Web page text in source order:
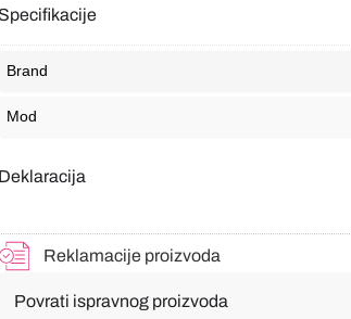
Specifikacije
Brand
Mod
Deklaracija
Reklamacije proizvoda
Povrati ispravnog proizvoda